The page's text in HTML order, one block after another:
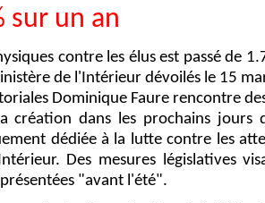
sur un an
contre les élus est passé de
de l'Intérieur dévoilés le 15
Dominique Faure rencontre
création dans les prochains jours
dédiée à la lutte contre les
Des mesures législatives
"avant l'été".